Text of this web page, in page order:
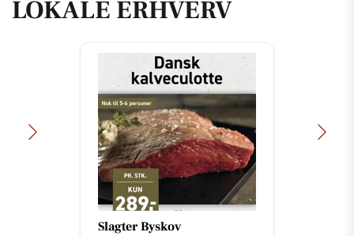
LOKALE ERHVERV
Slagter Byskov